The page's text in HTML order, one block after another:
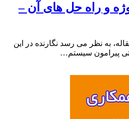
راه حل های آن –
به نظر می رسد نگارنده در این
سیستم…